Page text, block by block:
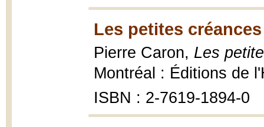
Les petites créances
Pierre Caron, Les
Montréal : Éditions de
ISBN : 2-7619-1894-0